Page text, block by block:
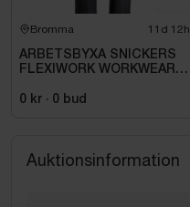
Bromma 11d 12h
ARBETSBYXA SNICKERS
FLEXIWORK WORKWEAR
0 kr · 0 bud
Auktionsinformation